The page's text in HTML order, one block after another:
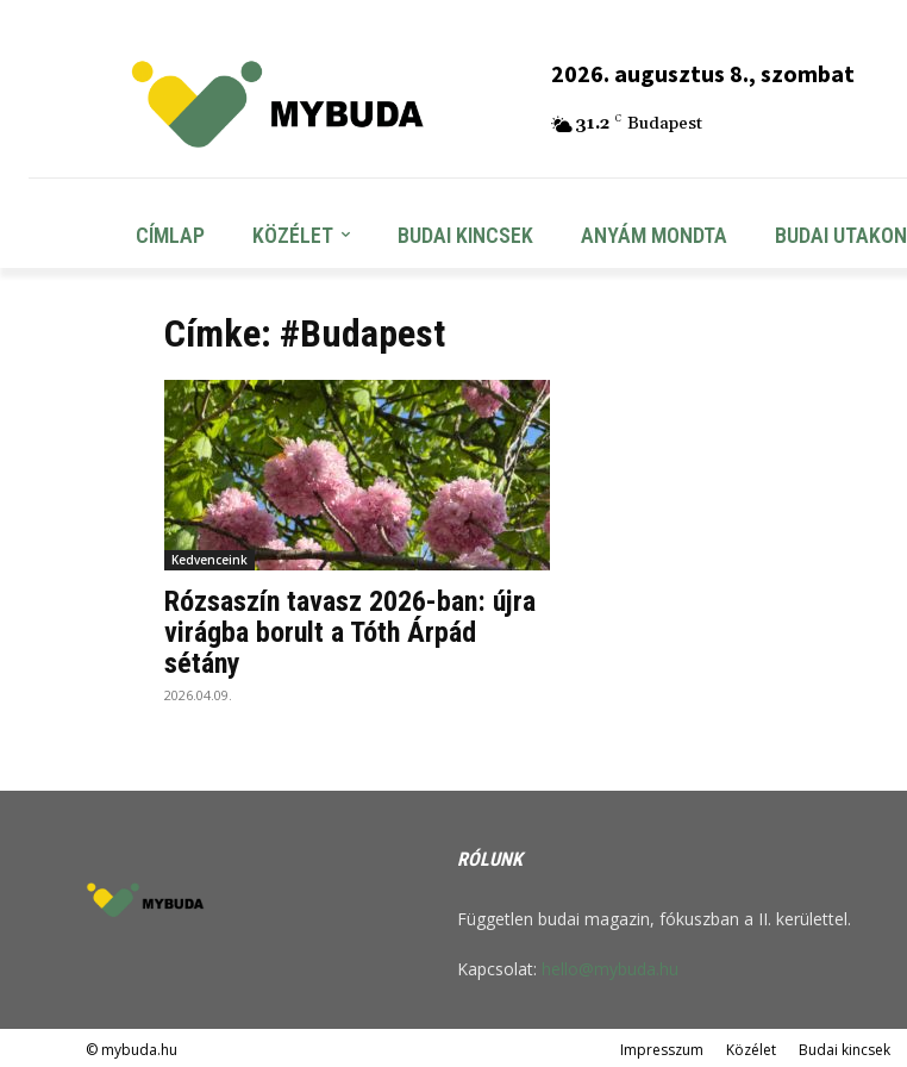
2026. augusztus 8., szombat
31.2 C Budapest
CÍMLAP KÖZÉLET BUDAI KINCSEK ANYÁM MONDTA BUDAI UTAKON
Címke: #Budapest
Kedvenceink
Rózsaszín tavasz 2026-ban: újra
virágba borult a Tóth Árpád
sétány
2026.04.09.
RÓLUNK
Független budai magazin, fókuszban a II. kerülettel.
Kapcsolat: hello@mybuda.hu
Impresszum Közélet Budai kincsek
© mybuda.hu